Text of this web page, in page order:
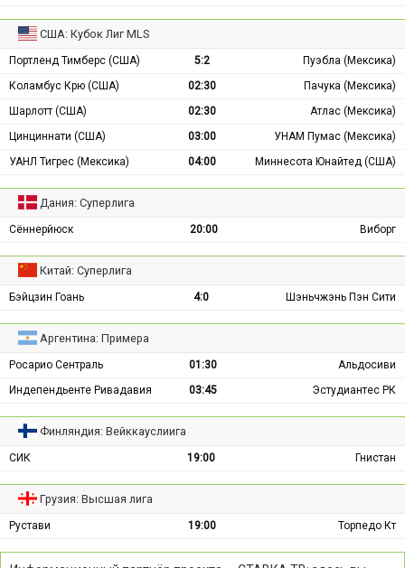
США: Кубок Лиг MLS
Портленд Тимберс (США) 5:2
Пуэбла (Мексика)
Коламбус Крю (США)
02:30
Пачука (Мексика)
Шарлотт (США)
02:30
Атлас (Мексика)
Цинциннати (США)
03:00
УНАМ Пумас (Мексика)
УАНЛ Тигрес (Мексика)
04:00 Миннесота Юнайтед (США)
Дания: Суперлига
Сённерйюск 20:00 Виборг
Китай: Суперлига
Бэйцзин Гоань 4:0 Шэньчжэнь Пэн Сити
Аргентина: Примера
Росарио Сентраль 01:30
Альдосиви
Индепендьенте Ривадавия
03:45 Эстудиантес РК
Финляндия: Вейккауслиига
СИК 19:00 Гнистан
Грузия: Высшая лига
Рустави 19:00 Торпедо Кт